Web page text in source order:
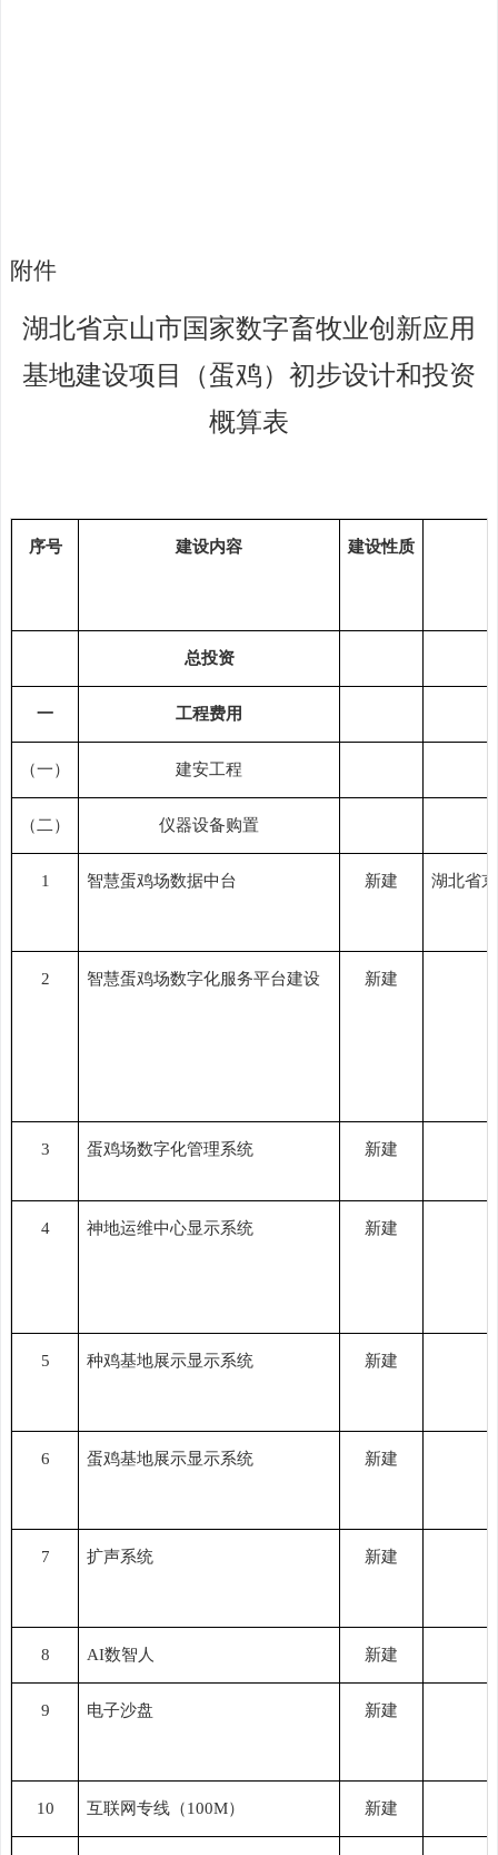
附件
湖北省京山市国家数字畜牧业创新应用
基地建设项目
（蛋鸡） 初步设计和投资
概算表
序号 建设内容 建设性质
总投资
一 工程费用
（一） 建安工程
（二） 仪器设备购置
1 智慧蛋鸡场数据中台 新建 湖北省
2 智慧蛋鸡场数字化服务平台建设 新建
3 蛋鸡场数字化管理系统 新建
4 神地运维中心显示系统 新建
5 种鸡基地展示显示系统 新建
6 蛋鸡基地展示显示系统 新建
7 扩声系统 新建
8 AI数智人 新建
9 电子沙盘 新建
10 互联网专线（100M） 新建